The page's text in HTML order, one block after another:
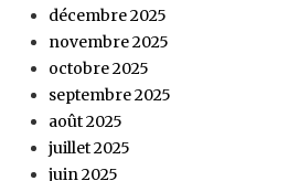
décembre 2025
novembre 2025
octobre 2025
septembre 2025
août 2025
juillet 2025
juin 2025